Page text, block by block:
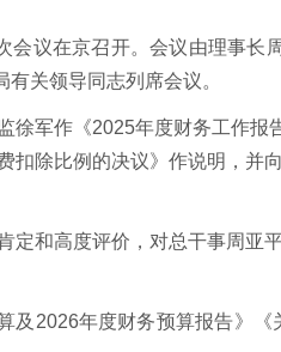
会议在京召开。会议由理事长
关领导同志列席会议。
徐军作《2025年度财务工作报
扣除比例的决议》作说明，并
定和高度评价，对总干事周亚
及2026年度财务预算报告》《